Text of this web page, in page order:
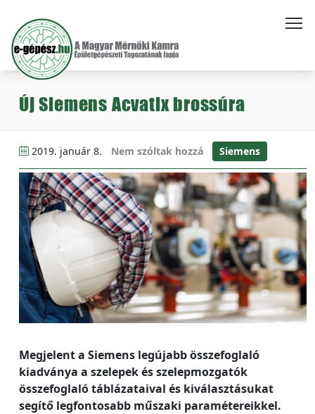
Új Siemens Acvatix brossúra
2019. január 8. Nem szóltak hozzá Siemens
Megjelent a Siemens legújabb összefoglaló
kiadványa a szelepek és szelepmozgatók
összefoglaló táblázataival és kiválasztásukat
segítő legfontosabb műszaki paramétereikkel.